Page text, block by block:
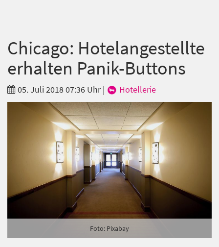
Chicago: Hotelangestellte
erhalten Panik-Buttons
05. Juli 2018 07:36 Uhr| Hotellerie
Foto: Pixabay
E-Mail*
Ich möchte folgende Newsletter erhalten
Tageskarte-Newsletter (gegen 8.30 Uhr)
Ich habe die
Datenschutzerklärung
zur Kenntnis
genommen.
Danke, heute nicht